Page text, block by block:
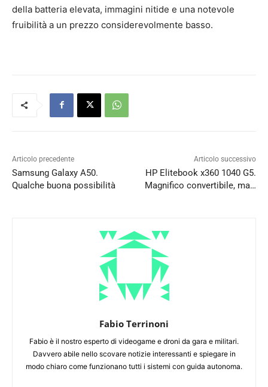
della batteria elevata, immagini nitide e una notevole
fruibilità a un prezzo considerevolmente basso.
Articolo precedente
Samsung Galaxy A50.
Qualche buona possibilità
Articolo successivo
HP Elitebook x360 1040 G5.
Magnifico convertibile, ma…
Fabio Terrinoni
Fabio è il nostro esperto di videogame e droni da gara e militari.
Davvero abile nello scovare notizie interessanti e spiegare in
modo chiaro come funzionano tutti i sistemi con guida autonoma.